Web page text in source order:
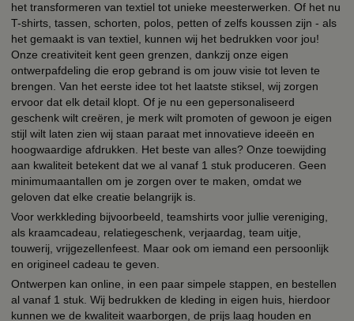
het transformeren van textiel tot unieke meesterwerken. Of het nu
T-shirts, tassen, schorten, polos, petten of zelfs koussen zijn - als
het gemaakt is van textiel, kunnen wij het bedrukken voor jou!
Onze creativiteit kent geen grenzen, dankzij onze eigen
ontwerpafdeling die erop gebrand is om jouw visie tot leven te
brengen. Van het eerste idee tot het laatste stiksel, wij zorgen
ervoor dat elk detail klopt. Of je nu een gepersonaliseerd
geschenk wilt creëren, je merk wilt promoten of gewoon je eigen
stijl wilt laten zien wij staan paraat met innovatieve ideeën en
hoogwaardige afdrukken. Het beste van alles? Onze toewijding
aan kwaliteit betekent dat we al vanaf 1 stuk produceren. Geen
minimumaantallen om je zorgen over te maken, omdat we
geloven dat elke creatie belangrijk is.
Voor werkkleding bijvoorbeeld, teamshirts voor jullie vereniging,
als kraamcadeau, relatiegeschenk, verjaardag, team uitje,
touwerij, vrijgezellenfeest. Maar ook om iemand een persoonlijk
en origineel cadeau te geven.
Ontwerpen kan online, in een paar simpele stappen, en bestellen
al vanaf 1 stuk. Wij bedrukken de kleding in eigen huis, hierdoor
kunnen we de kwaliteit waarborgen, de prijs laag houden en